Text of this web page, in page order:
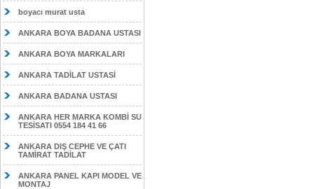
boyacı murat usta
ANKARA BOYA BADANA USTASI
ANKARA BOYA MARKALARI
ANKARA TADİLAT USTASİ
ANKARA BADANA USTASI
ANKARA HER MARKA KOMBİ SU
TESİSATI 0554 184 41 66
ANKARA DIŞ CEPHE VE ÇATI
TAMİRAT TADİLAT
ANKARA PANEL KAPI MODEL VE
MONTAJ